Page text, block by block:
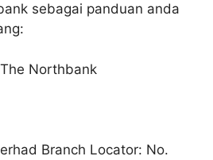
sebagai panduan anda
Northbank
Branch Locator: No.